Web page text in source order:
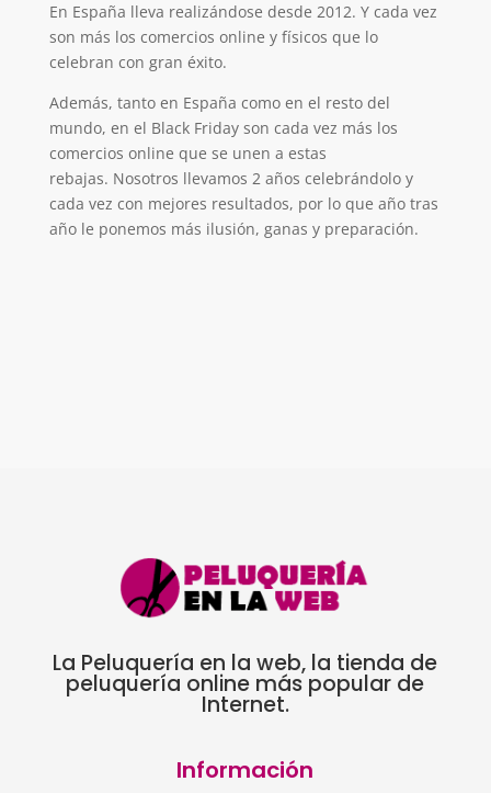
En España lleva realizándose desde 2012. Y cada vez
son más los comercios online y físicos que lo
celebran con gran éxito.
Además, tanto en España como en el resto del
mundo, en el Black Friday son cada vez más los
comercios online que se unen a estas
rebajas. Nosotros llevamos 2 años celebrándolo y
cada vez con mejores resultados, por lo que año tras
año le ponemos más ilusión, ganas y preparación.
La Peluquería en la web, la tienda de
peluquería online más popular de
Internet.
Información